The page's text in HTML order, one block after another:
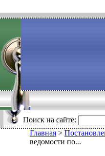
Поиск на сайте:
Главная >
ведомости по...